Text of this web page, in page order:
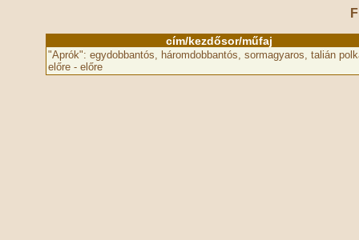
cím/kezdősor/műfaj
"Aprók": egydobbantós, háromdobbantós, sormagyaros, talián
előre - előre